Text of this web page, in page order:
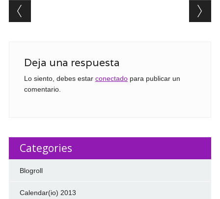
Post navigation
Deja una respuesta
Lo siento, debes estar conectadopara publicar un
comentario.
Categories
Blogroll
Calendar(io) 2013